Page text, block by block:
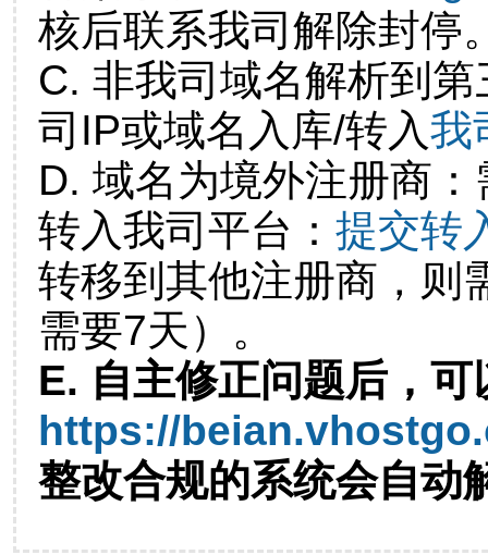
核后联系我司解除封停
C. 非我司域名解析到
司IP或域名入库/转入我
D. 域名为境外注册商
转入我司平台： 提交转
转移到其他注册商，则
需要7天）。
E. 自主修正问题后，可
https://
整改合规的系统会自动